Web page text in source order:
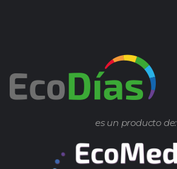
es un producto de: